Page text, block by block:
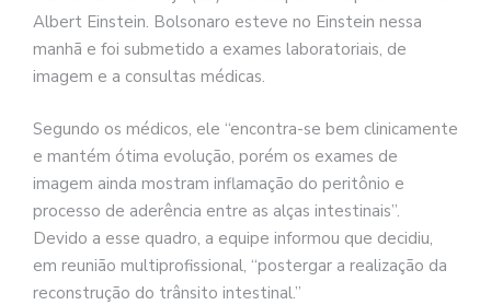
Albert Einstein. Bolsonaro esteve no Einstein nessa
manhã e foi submetido a exames laboratoriais, de
imagem e a consultas médicas.
Segundo os médicos, ele “encontra-se bem clinicamente
e mantém ótima evolução, porém os exames de
imagem ainda mostram inflamação do peritônio e
processo de aderência entre as alças intestinais”.
Devido a esse quadro, a equipe informou que decidiu,
em reunião multiprofissional, “postergar a realização da
reconstrução do trânsito intestinal.”